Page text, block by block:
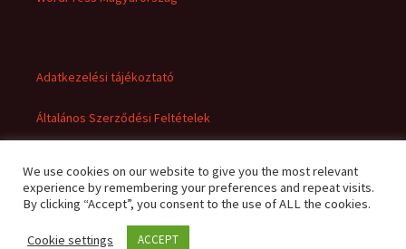
Adatkezelési tájékoztató
Általános Szerződési Feltételek
Adatkezelési tájékoztató
We use cookies on our website to give you the most relevant
experience by remembering your preferences and repeat visits.
By clicking “Accept”, you consent to the use of ALL the cookies.
Cookie settings ACCEPT